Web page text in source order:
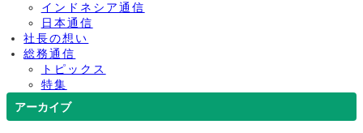
インドネシア通信
日本通信
社長の想い
総務通信
トピックス
特集
アーカイブ